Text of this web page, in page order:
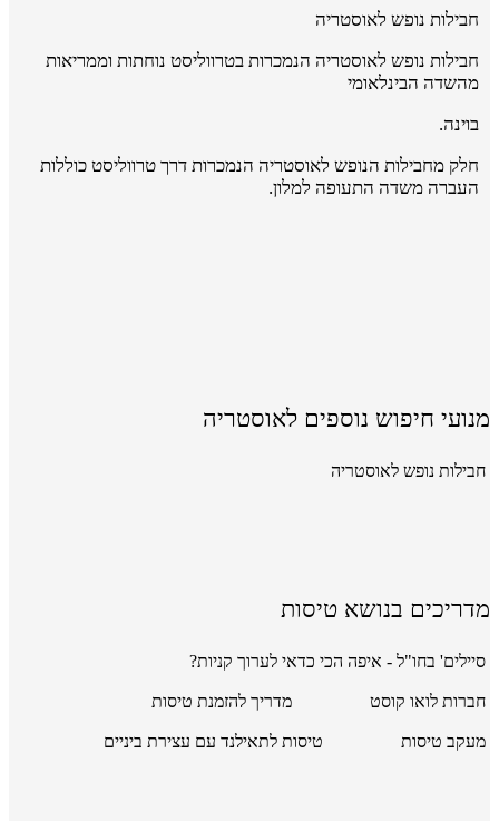
חבילות נופש לאוסטריה
חבילות נופש לאוסטריה הנמכרות בטרווליסט נוחתות וממריאות
מהשדה הבינלאומי
בוינה.
חלק מחבילות הנופש לאוסטריה הנמכרות דרך טרווליסט כוללות
העברה משדה התעופה למלון.
מנועי חיפוש נוספים לאוסטריה
חבילות נופש לאוסטריה
מדריכים בנושא טיסות
סיילים' בחו"ל - איפה הכי כדאי לערוך קניות?
חברות לואו קוסט מדריך להזמנת טיסות
מעקב טיסות טיסות לתאילנד עם עצירת ביניים